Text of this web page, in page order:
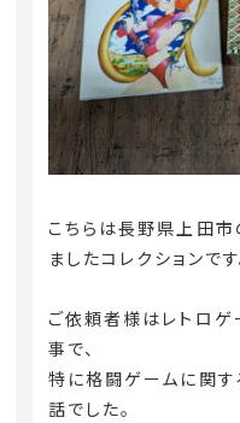
こちらは長野県上田
ましたコレクションです
ご依頼者様はレトロ
事で、
特に格闘ゲームに関す
話でした。